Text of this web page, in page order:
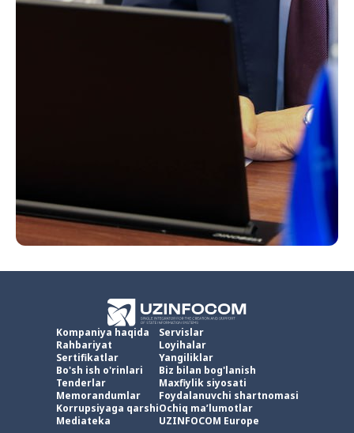
Kompaniya haqida
Rahbariyat
Sertifikatlar
Bo'sh ish o'rinlari
Tenderlar
Memorandumlar
Korrupsiyaga qarshi
Mediateka
Servislar
Loyihalar
Yangiliklar
Biz bilan bog'lanish
Maxfiylik siyosati
Foydalanuvchi shartnomasi
Ochiq ma’lumotlar
UZINFOCOM Europe